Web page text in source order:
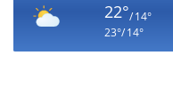
22°/ 14°
23°/ 14°